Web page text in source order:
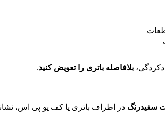
بلافاصله باتری را تعویض کنید.
سفیدرنگ در اطراف باتری یا کف یو پی اس،